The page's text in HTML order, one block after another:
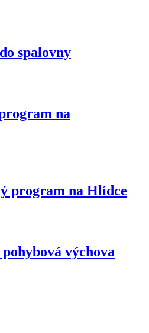
spalovny
na
program na Hlídce
výchova